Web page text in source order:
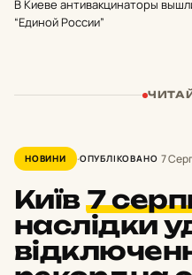
В Киеве антивакцинаторы
“Единой России”
НОВИНИ ОПУБЛІКОВАНО 7
Київ7
наслідки